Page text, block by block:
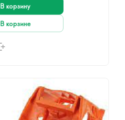
В корзину
В корзине